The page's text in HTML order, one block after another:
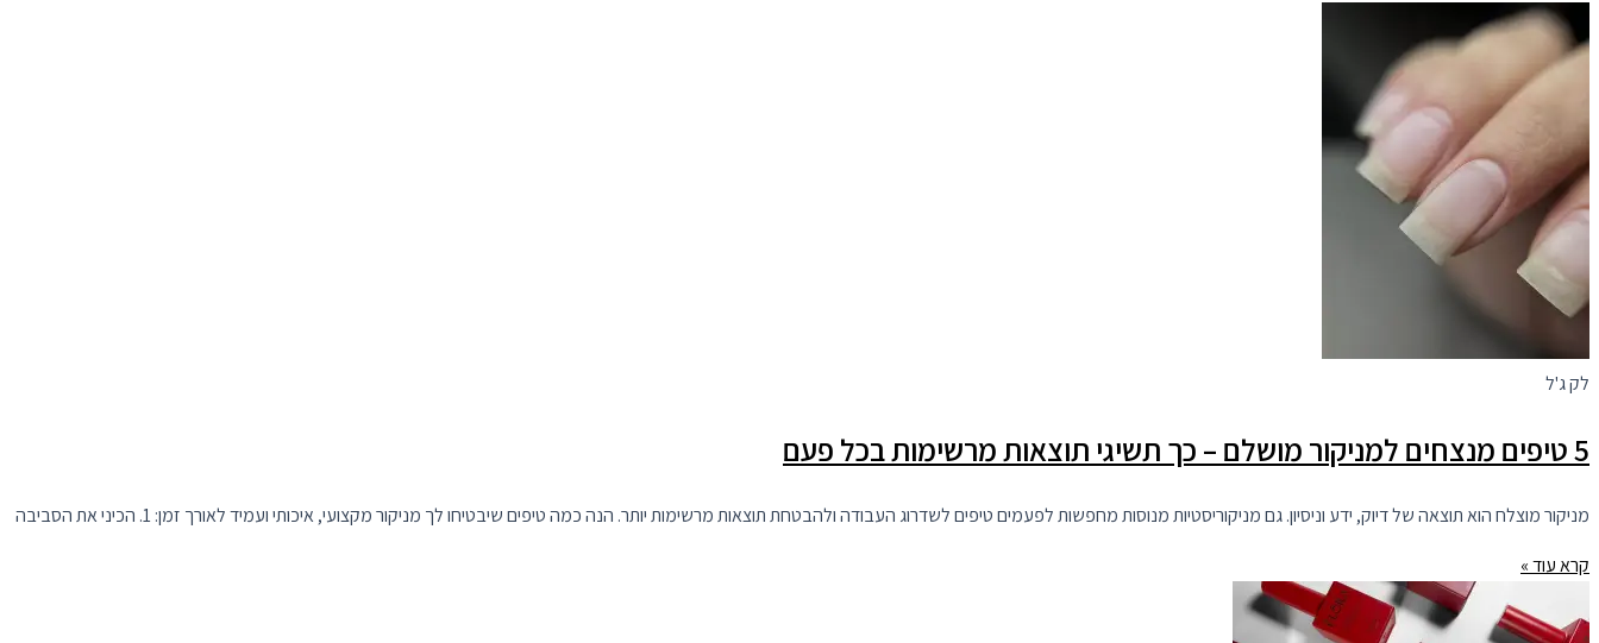
לק ג'ל
5 טיפים מנצחים למניקור מושלם – כך תשיגי תוצאות מרשימות בכל פעם
מניקור מוצלח הוא תוצאה של דיוק, ידע וניסיון. גם מניקוריסטיות מנוסות מחפשות לפעמים טיפים לשדרוג העבודה ולהבטחת תוצאות מרשימות יותר. הנה כמה טיפים שיבטיחו לך מניקור מקצועי, איכותי ועמיד לאורך זמן: 1. הכיני את הסביבה
קרא עוד »